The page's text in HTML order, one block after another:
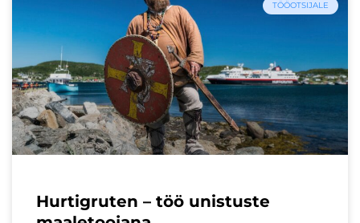
TÖÖOTSIJALE
Hurtigruten – töö unistuste